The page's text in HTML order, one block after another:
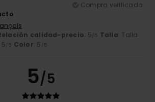
Compra verificada
calidad-precio: 5/5 Talla: Talla
5/5 Color: 5 /5
5/5